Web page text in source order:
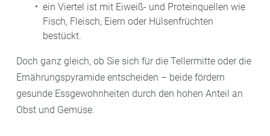
ein Viertel ist mit Eiweiß- und Proteinquellen wie
Fisch, Fleisch, Eiern oder Hülsenfrüchten
bestückt.
Doch ganz gleich, ob Sie sich für die Tellermitte oder die
Ernährungspyramide entscheiden – beide fördern
gesunde Essgewohnheiten durch den hohen Anteil an
Obst und Gemüse.